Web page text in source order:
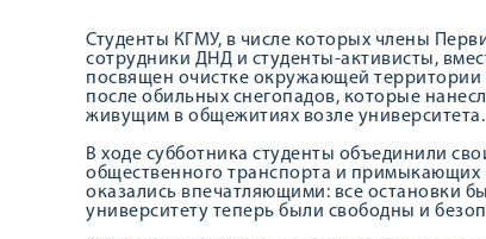
Студенты КГМУ, в числе которых члены
сотрудники ДНД и студенты-активисты,
посвящен очистке окружающей территории
после обильных снегопадов, которые
живущим в общежитиях возле университета.
В ходе субботника студенты объединили
общественного транспорта и примыкающих
оказались впечатляющими: все остановки
университету теперь были свободны и